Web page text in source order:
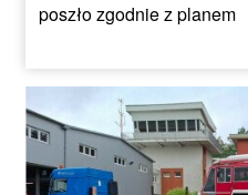
poszło zgodnie z planem